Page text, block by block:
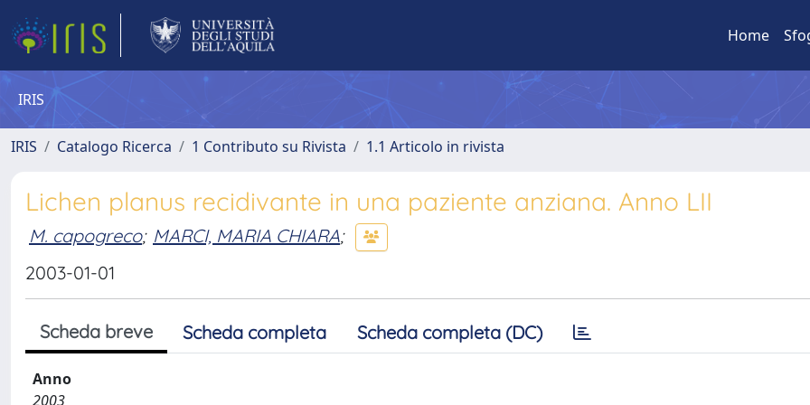
Home
IRIS
IRIS Catalogo Ricerca 1 Contributo su Rivista 1.1 Articolo in rivista
Lichen planus recidivante in una paziente anziana. Anno LII
M. capogreco; MARCI, MARIA CHIARA;
2003-01-01
Scheda breve Scheda completa Scheda completa (DC)
Anno
2003